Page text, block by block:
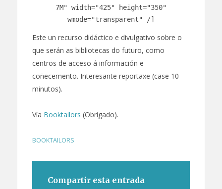
7M" width="425" height="350"
wmode="transparent" /]
Este un recurso didáctico e divulgativo sobre o
que serán as bibliotecas do futuro, como
centros de acceso á información e
coñecemento. Interesante reportaxe (case 10
minutos).
Vía Booktailors (Obrigado).
BOOKTAILORS
Compartir esta entrada